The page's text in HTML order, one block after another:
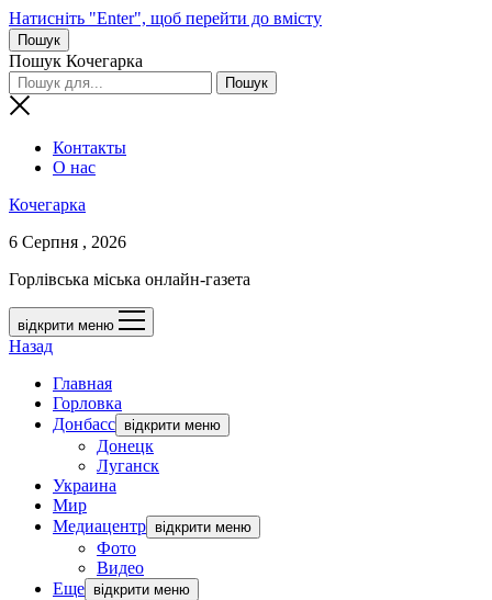
Натисніть "Enter", щоб перейти до вмісту
Пошук
Пошук Кочегарка
Контакты
О нас
Кочегарка
6 Серпня , 2026
Горлівська міська онлайн-газета
відкрити меню
Назад
Главная
Горловка
Донбасс відкрити меню
Донецк
Луганск
Украина
Мир
Медиацентр відкрити меню
Фото
Видео
Еще відкрити меню